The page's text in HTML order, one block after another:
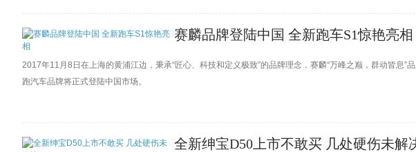
赛麟品牌登陆中国 全新跑车S1惊艳亮相
2017年11月8日在上海的黄浦江边，秉承“匠心、科技和定义极致”的品牌理念，赛麟“万峰之巅，群动皆息”
跑汽车品牌将正式登陆中国市场。
全新绅宝D50上市不敢买 几处硬伤未解